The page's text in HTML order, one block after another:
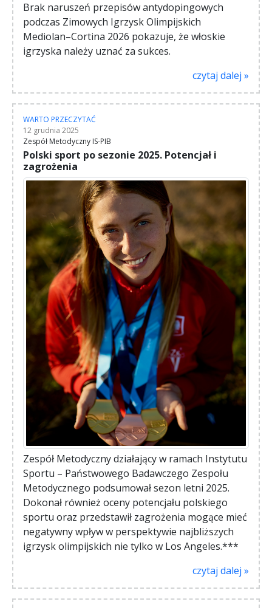
Brak naruszeń przepisów antydopingowych
podczas Zimowych Igrzysk Olimpijskich
Mediolan–Cortina 2026 pokazuje, że włoskie
igrzyska należy uznać za sukces.
czytaj dalej »
WARTO PRZECZYTAĆ
12 grudnia 2025
Zespół Metodyczny IS-PIB
Polski sport po sezonie 2025. Potencjał i
zagrożenia
Zespół Metodyczny działający w ramach Instytutu
Sportu – Państwowego Badawczego Zespołu
Metodycznego podsumował sezon letni 2025.
Dokonał również oceny potencjału polskiego
sportu oraz przedstawił zagrożenia mogące mieć
negatywny wpływ w perspektywie najbliższych
igrzysk olimpijskich nie tylko w Los Angeles.***
czytaj dalej »